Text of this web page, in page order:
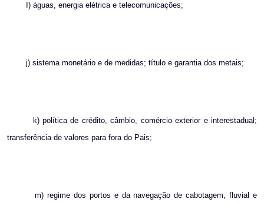
I) águas, energia elétrica e telecomunicações;
j) sistema monetário e de medidas; título e garantia dos metais;
k) política de crédito, câmbio, comércio exterior e interestadual;
transferência de valores para fora do Pais;
m) regime dos portos e da navegação de cabotagem, fluvial e